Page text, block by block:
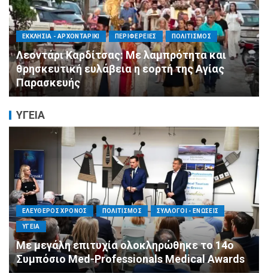
ΑΓΙΟΣ ΔΗΜΗΤΡΙΟΣ ΠΟΛΙΤΙΣΜΟΣ ΣΥΛΛΟΓΟΙ - ΕΝΩΣΕΙΣ
Η Εθελοντική Δράση Αγίου Δημητρίου στο
πλευρό των πυρόπληκτων συμπολιτών μας
ΥΓΕΙΑ
ΕΛΕΥΘΕΡΟΣ ΧΡΟΝΟΣ ΟΙΚΟΝΟΜΙΑ ΥΓΕΙΑ
Καταστροφικές δαπάνες υγείας και η
αντιμετώπισή τους